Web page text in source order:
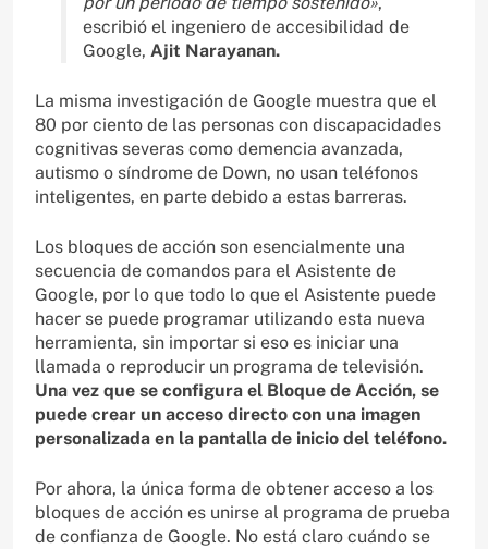
escribió el ingeniero de accesibilidad de
Google, Ajit Narayanan.
La misma investigación de Google muestra que el
80 por ciento de las personas con discapacidades
cognitivas severas como demencia avanzada,
autismo o síndrome de Down, no usan teléfonos
inteligentes, en parte debido a estas barreras.
Los bloques de acción son esencialmente una
secuencia de comandos para el Asistente de
Google, por lo que todo lo que el Asistente puede
hacer se puede programar utilizando esta nueva
herramienta, sin importar si eso es iniciar una
llamada o reproducir un programa de televisión.
Una vez que se configura el Bloque de Acción, se
puede crear un acceso directo con una imagen
personalizada en la pantalla de inicio del teléfono.
Por ahora, la única forma de obtener acceso a los
bloques de acción es unirse al programa de prueba
de confianza de Google. No está claro cuándo se